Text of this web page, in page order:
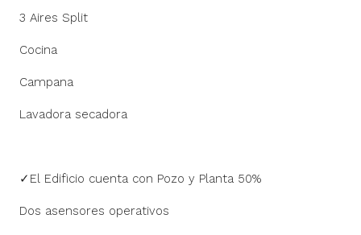
3 Aires Split
Cocina
Campana
Lavadora secadora
✓El Edificio cuenta con Pozo y Planta 50%
Dos asensores operativos